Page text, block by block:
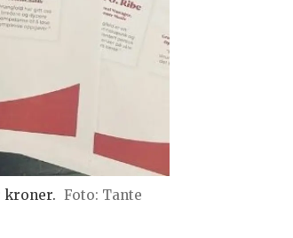
kroner. Foto: Tante